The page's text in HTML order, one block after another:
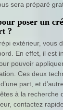
sera préparé
poser un
?
extérieur, vous
En effet, il est
pouvoir
Ces deux
part, et
à la recherche
contactez